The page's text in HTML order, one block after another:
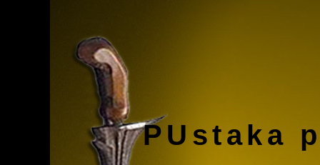
PUstaka